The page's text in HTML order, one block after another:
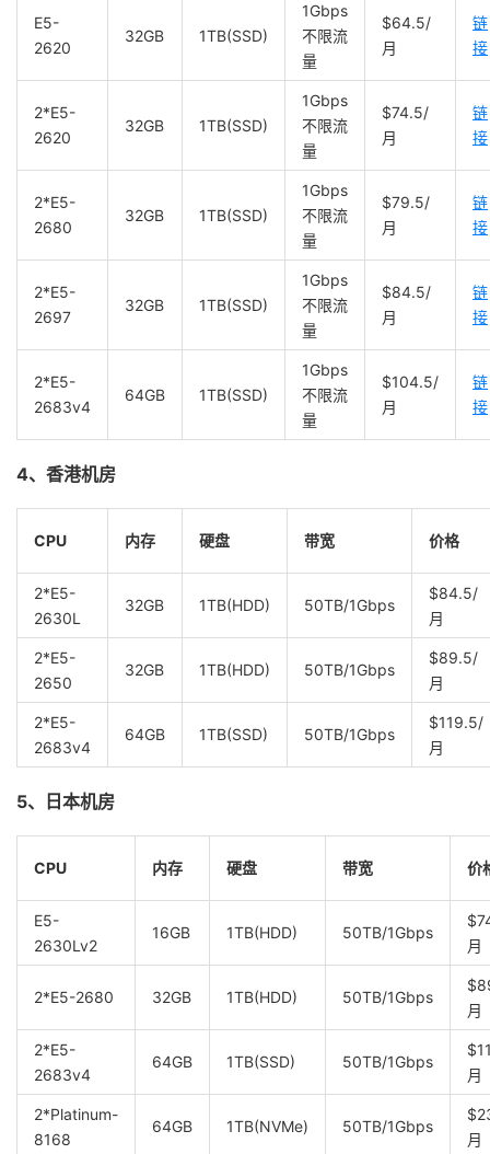
E5-
2620
32GB 1TB(SSD)
1Gbps
不限流
量
$64.5/
月
链
接
2*E5-
2620
32GB 1TB(SSD)
1Gbps
不限流
量
$74.5/
月
链
接
2*E5-
2680
32GB 1TB(SSD)
1Gbps
不限流
量
$79.5/
月
链
接
2*E5-
2697
32GB 1TB(SSD)
1Gbps
不限流
量
$84.5/
月
链
接
2*E5-
2683v4
64GB 1TB(SSD)
1Gbps
不限流
量
$104.5/
月
链
接
4、香港机房
CPU 内存 硬盘 带宽 价格
2*E5-
2630L
32GB 1TB(HDD) 50TB/1Gbps
$84.5/
月
2*E5-
2650
32GB 1TB(HDD) 50TB/1Gbps
$89.5/
月
2*E5-
2683v4
64GB 1TB(SSD) 50TB/1Gbps
$119.5/
月
5、日本机房
CPU 内存 硬盘 带宽 价
E5-
2630Lv2
16GB 1TB(HDD) 50TB/1Gbps
月
2*E5-2680 32GB 1TB(HDD) 50TB/1Gbps
月
2*E5-
2683v4
64GB 1TB(SSD) 50TB/1Gbps
月
2*Platinum-
8168
64GB 1TB(NVMe) 50TB/1Gbps
月